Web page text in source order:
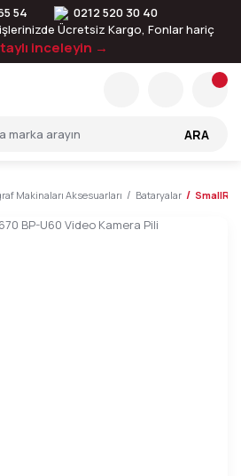
54
0212 520 30 40
Ücretsiz Kargo, Fonlar hariç
inceleyin →
ARA
Makinaları Aksesuarları Bataryalar SmallRig